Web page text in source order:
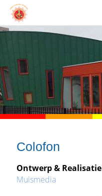
Colofon
Ontwerp & Realisatie
Muismedia